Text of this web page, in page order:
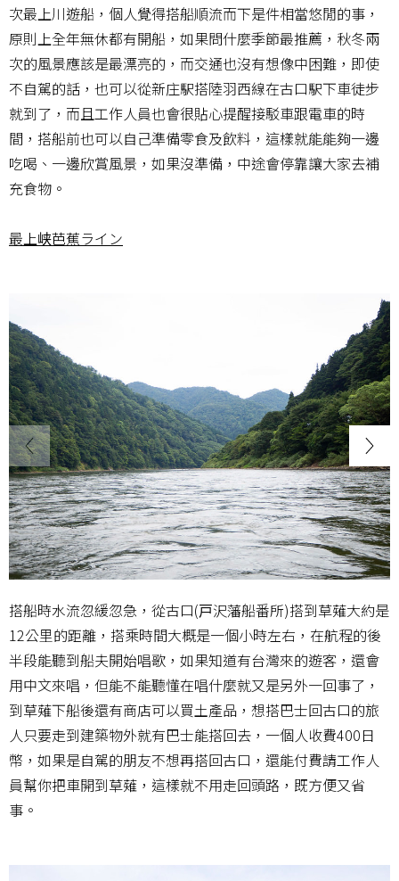
次最上川遊船，個人覺得搭船順流而下是件相當悠閒的事，
原則上全年無休都有開船，如果問什麼季節最推薦，秋冬兩
次的風景應該是最漂亮的，而交通也沒有想像中困難，即使
不自駕的話，也可以從新庄駅搭陸羽西線在古口駅下車徒步
就到了，而且工作人員也會很貼心提醒接駁車跟電車的時
間，搭船前也可以自己準備零食及飲料，這樣就能能夠一邊
吃喝、一邊欣賞風景，如果沒準備，中途會停靠讓大家去補
充食物。
最上峡芭蕉ライン
搭船時水流忽緩忽急，從古口(戸沢藩船番所)搭到草薙大約是
12公里的距離，搭乘時間大概是一個小時左右，在航程的後
半段能聽到船夫開始唱歌，如果知道有台灣來的遊客，還會
用中文來唱，但能不能聽懂在唱什麼就又是另外一回事了，
到草薙下船後還有商店可以買土產品，想搭巴士回古口的旅
人只要走到建築物外就有巴士能搭回去，一個人收費400日
幣，如果是自駕的朋友不想再搭回古口，還能付費請工作人
員幫你把車開到草薙，這樣就不用走回頭路，既方便又省
事。